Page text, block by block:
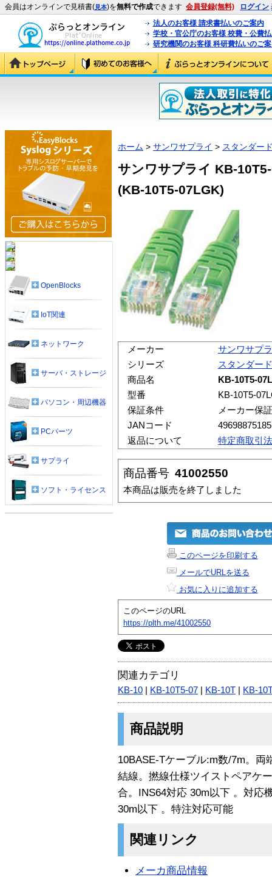
会員はオンラインで見積書(見本)を無料で作成できます 会員登録(無料) ログイン
法人のお客様 請求書払いのご案内
学校・官公庁のお客様 校費・公費
研究機関のお客様 科研費払いのご
ホーム > サンワサプライ > スタンダー
サンワサプライ KB-
(KB-10T5-07LGK)
メーカー
サンワサプ
シリーズ
スタンダー
商品名
KB-10T5-
型番
KB-10T5-
保証条件
メーカー保証
JANコード
返品について
特定商取引
商品番号 41002550
本商品は販売を終了しました
このページを印刷する
メールでURLを送る
お気に入りに追加する
このページのURL
https://plth.me/41002550
関連カテゴリ
KB-10 KB-10T5-07 KB-10T KB-
商品説明
10BASE-Tケーブル:m数/7m。
結線。撚線仕様ツイストペアケ
合。INS64対応 30m以下 。対応
30m以下 。特注対応可能
関連リンク
メーカ商品情報
OpenBlocks
IoT関連
ネットワーク
サーバ・ストレージ
パソコン・周辺機器
PCパーツ
サプライ
ソフト・ライセンス